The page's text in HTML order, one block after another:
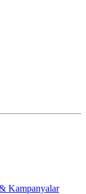
Kampanyalar